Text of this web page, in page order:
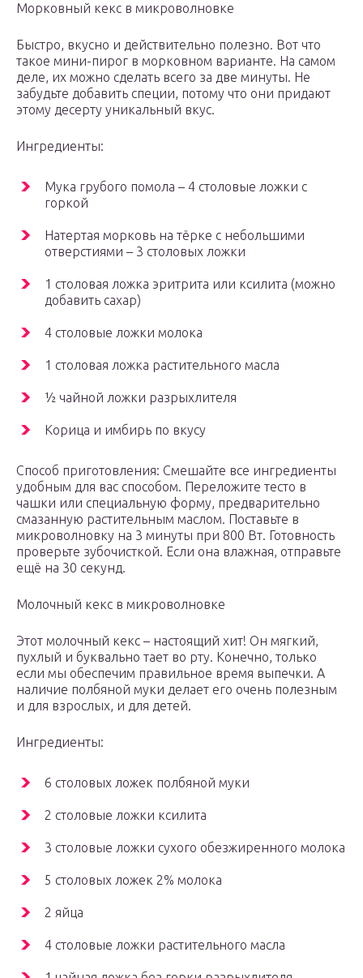
Морковный кекс в микроволновке
Быстро, вкусно и действительно полезно. Вот что
такое мини-пирог в морковном варианте. На самом
деле, их можно сделать всего за две минуты. Не
забудьте добавить специи, потому что они придают
этому десерту уникальный вкус.
Ингредиенты:
Мука грубого помола – 4 столовые ложки с
горкой
Натертая морковь на тёрке с небольшими
отверстиями – 3 столовых ложки
1 столовая ложка эритрита или ксилита (можно
добавить сахар)
4 столовые ложки молока
1 столовая ложка растительного масла
½ чайной ложки разрыхлителя
Корица и имбирь по вкусу
Способ приготовления: Смешайте все ингредиенты
удобным для вас способом. Переложите тесто в
чашки или специальную форму, предварительно
смазанную растительным маслом. Поставьте в
микроволновку на 3 минуты при 800 Вт. Готовность
проверьте зубочисткой. Если она влажная, отправьте
ещё на 30 секунд.
Молочный кекс в микроволновке
Этот молочный кекс – настоящий хит! Он мягкий,
пухлый и буквально тает во рту. Конечно, только
если мы обеспечим правильное время выпечки. А
наличие полбяной муки делает его очень полезным
и для взрослых, и для детей.
Ингредиенты:
6 столовых ложек полбяной муки
2 столовые ложки ксилита
3 столовые ложки сухого обезжиренного молока
5 столовых ложек 2% молока
2 яйца
4 столовые ложки растительного масла